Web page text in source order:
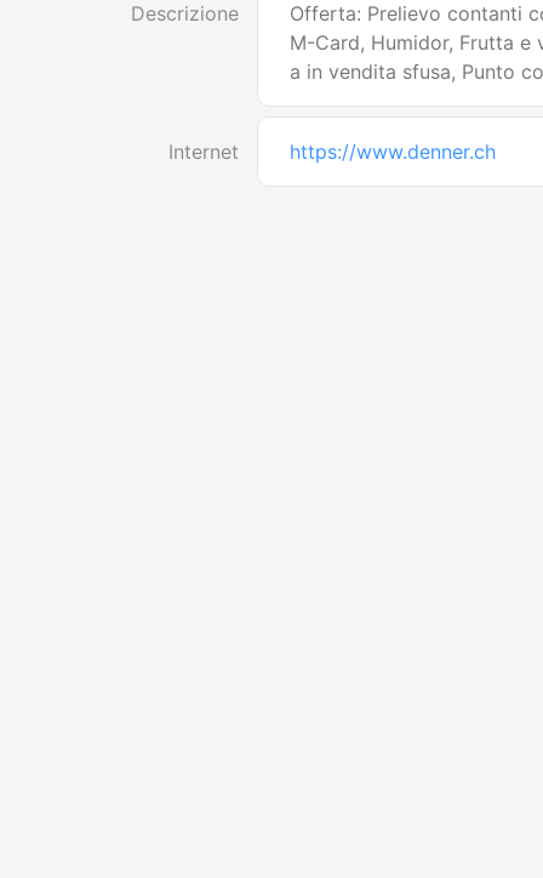
Descrizione
Offerta: Prelievo contanti
M-Card, Humidor, Frutta e
a in vendita sfusa, Punto
Internet https://www.denner.ch